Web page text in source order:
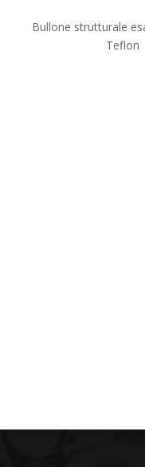
Bullone strutturale
Teflon